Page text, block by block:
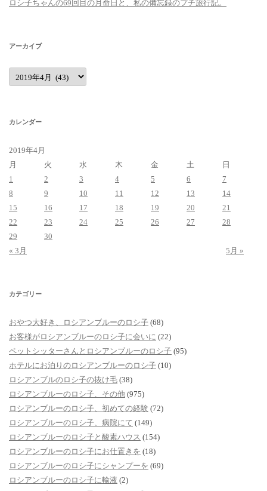
ロシ子ちゃんの69回目の月命日と、私の備忘録のプチ旅行記。
アーカイブ
ア
ー
カ
カレンダー
2019年4月
月
火 水 木 金 土
日
1
2 3 4 5 6
7
8
9 10 11 12 13
14
15
16 17 18 19 20
21
22
23 24 25 26 27
28
29
30
« 3月
5月 »
カテゴリー
おやつ大好き、ロシアンブルーのロシ子 (68)
お客様がロシアンブルーのロシ子に会いに (22)
ペットシッターさんとロシアンブルーのロシ子 (95)
ホテルにお泊りのロシアンブルーのロシ子 (10)
ロシアンブルのロシ子の抜け毛 (38)
ロシアンブルーのロシ子、その他 (975)
ロシアンブルーのロシ子、初めての経験 (72)
ロシアンブルーのロシ子、病院にて (149)
ロシアンブルーのロシ子と酸素ハウス (154)
ロシアンブルーのロシ子にお仕置きを (18)
ロシアンブルーのロシ子にシャンプーを (69)
ロシアンブルーのロシ子に輸液 (2)